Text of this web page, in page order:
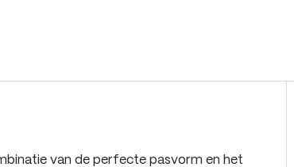
van de perfecte pasvorm en het